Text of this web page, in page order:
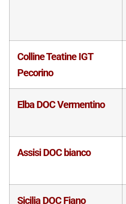
Colline Teatine IGT
Pecorino
Elba DOC Vermentino
Assisi DOC bianco
Sicilia DOC Fiano